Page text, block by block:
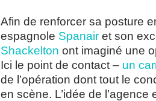
Afin de renforcer sa posture
espagnole Spanair et son
Shackelton ont imaginé une
Ici le point de contact – un
de l’opération dont tout le
en scène. L’idée de